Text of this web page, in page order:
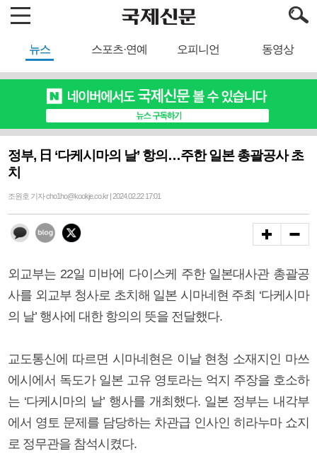
뉴스 스포츠·연예 오피니언 동영상
정부, 日 ‘다케시마의 날’ 항의…주한 일본 총괄공사 초
치
조원호 기자 cho1ho@kookje.co.kr | 2024.02.22 17:01
외교부는 22일 미바에 다이스케 주한 일본대사관 총괄공
사를 외교부 청사로 초치해 일본 시마네현 주최 ‘다케시마
의 날’ 행사에 대한 항의의 뜻을 전달했다.
교도통신에 따르면 시마네현은 이날 현청 소재지인 마쓰
에시에서 독도가 일본 고유 영토라는 억지 주장을 호소하
는 ‘다케시마의 날’ 행사를 개최했다. 일본 정부는 내각부
에서 영토 문제를 담당하는 차관급 인사인 히라누마 쇼지
로 정무관을 참석시켰다.